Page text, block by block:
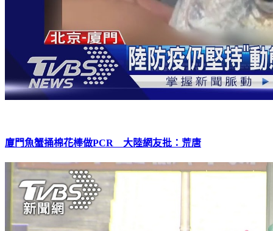
廈門魚蟹捅棉花棒做PCR 大陸網友批：荒唐